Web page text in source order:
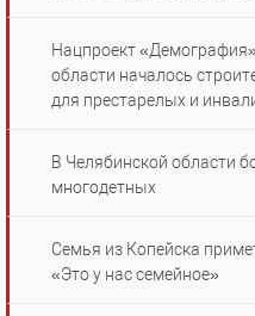
Нацпроект
области началось
для престарелых и
В Челябинской области
многодетных
Семья из Копейска
«Это у нас семейное»